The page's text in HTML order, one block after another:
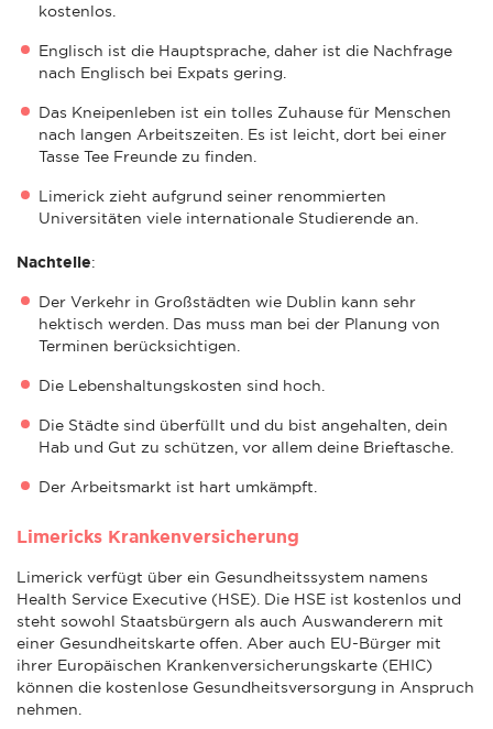
kostenlos.
Englisch ist die Hauptsprache, daher ist die Nachfrage
nach Englisch bei Expats gering.
Das Kneipenleben ist ein tolles Zuhause für Menschen
nach langen Arbeitszeiten. Es ist leicht, dort bei einer
Tasse Tee Freunde zu finden.
Limerick zieht aufgrund seiner renommierten
Universitäten viele internationale Studierende an.
Nachteile:
Der Verkehr in Großstädten wie Dublin kann sehr
hektisch werden. Das muss man bei der Planung von
Terminen berücksichtigen.
Die Lebenshaltungskosten sind hoch.
Die Städte sind überfüllt und du bist angehalten, dein
Hab und Gut zu schützen, vor allem deine Brieftasche.
Der Arbeitsmarkt ist hart umkämpft.
Limericks Krankenversicherung
Limerick verfügt über ein Gesundheitssystem namens
Health Service Executive (HSE). Die HSE ist kostenlos und
steht sowohl Staatsbürgern als auch Auswanderern mit
einer Gesundheitskarte offen. Aber auch EU-Bürger mit
ihrer Europäischen Krankenversicherungskarte (EHIC)
können die kostenlose Gesundheitsversorgung in Anspruch
nehmen.